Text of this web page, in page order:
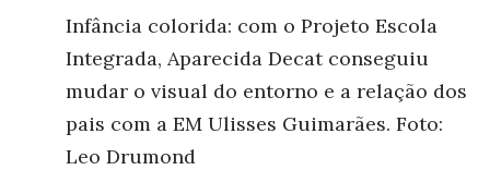
Infância colorida: com o Projeto Escola
Integrada, Aparecida Decat conseguiu
mudar o visual do entorno e a relação dos
pais com a EM Ulisses Guimarães. Foto:
Leo Drumond